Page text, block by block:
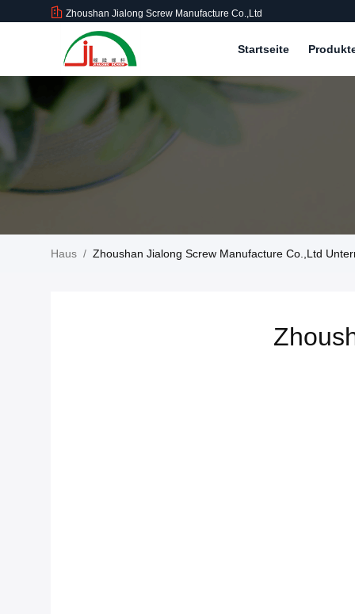
Zhoushan Jialong Screw Manufacture Co.,Ltd
Startseite
Haus / Zhoushan Jialong Screw Manufacture Co.,Ltd